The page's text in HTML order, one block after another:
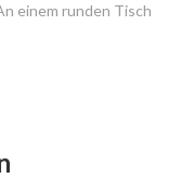
einem runden Tisch